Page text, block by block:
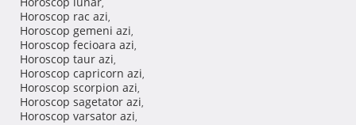
,
Horoscop rac azi,
Horoscop gemeni azi,
Horoscop fecioara azi,
Horoscop taur azi,
Horoscop capricorn azi,
Horoscop scorpion azi,
Horoscop sagetator azi,
Horoscop varsator azi,